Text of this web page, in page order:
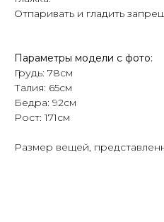
Отпаривать и гладить
Параметры модели с фото:
Грудь: 78см
Талия: 65см
Бедра: 92см
Рост: 171см
Размер вещей,